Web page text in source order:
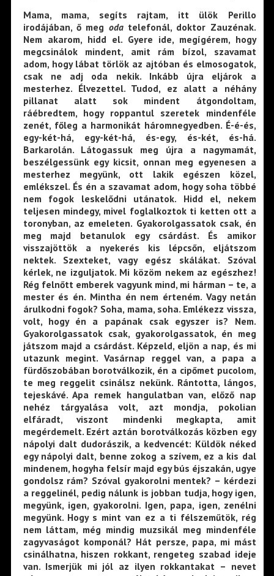
Mama, mama, segíts rajtam, itt ülök Perillo
irodájában, ő meg odatelefonál, doktor Zauzénak.
Nem akarom, hidd el. Gyere ide, megígérem, hogy
megcsinálok mindent, amit rám bízol, szavamat
adom, hogy lábat törlök az ajtóban és elmosogatok,
csak ne adj oda nekik. Inkább újra eljárok a
mesterhez. Élvezettel. Tudod, ez alatt a néhány
pillanat alatt sok mindent átgondoltam,
ráébredtem, hogy roppantul szeretek mindenféle
zenét, főleg a harmonikát háromnegyedben. É-é-és,
egy-két-há, egy-két-há, és-egy, és-két, és-há.
Barkarolán. Látogassuk meg újra a nagymamát,
beszélgessünk egy kicsit, onnan meg egyenesen a
mesterhez megyünk, ott lakik egészen közel,
emlékszel. És én a szavamat adom, hogy soha többé
nem fogok leskelődni utánatok. Hidd el, nekem
teljesen mindegy, mivel foglalkoztok ti ketten ott a
toronyban, az emeleten. Gyakorolgassatok csak, én
meg majd betanulok egy csárdást. És amikor
visszajöttök a nyekerés kis lépcsőn, eljátszom
nektek. Szexteket, vagy egész skálákat. Szóval
kérlek, ne izguljatok. Mi közöm nekem az egészhez!
Rég felnőtt emberek vagyunk mind, mi hárman – te, a
mester és én. Mintha én nem érteném. Vagy netán
árulkodni fogok? Soha, mama, soha. Emlékezz vissza,
volt, hogy én a papának csak egyszer is? Nem.
Gyakorolgassatok csak, gyakorolgassatok, én meg
játszom majd a csárdást. Képzeld, eljön a nap, és mi
utazunk megint. Vasárnap reggel van, a papa a
fürdőszobában borotválkozik, én a cipőmet pucolom,
te meg reggelit csinálsz nekünk. Rántotta, lángos,
tejeskávé. Apa remek hangulatban van, előző nap
nehéz tárgyalása volt, azt mondja, pokolian
elfáradt, viszont mindenki megkapta, amit
megérdemelt. Ezért aztán borotválkozás közben egy
nápolyi dalt dudorászik, a kedvencét: Küldök néked
egy nápolyi dalt, benne zokog a szívem, ez a kis dal
mindenem, hogyha felsír majd egy bús éjszakán, ugye
gondolsz rám? Szóval gyakorolni mentek? – kérdezi
a reggelinél, pedig nálunk is jobban tudja, hogy igen,
megyünk, igen, gyakorolni. Igen, papa, igen, zenélni
megyünk. Hogy s mint van ez a ti félszeműtök, rég
nem láttam, még mindig muzsikál meg mindenféle
zagyvaságot komponál? Hát persze, papa, mi mást
csinálhatna, hiszen rokkant, rengeteg szabad ideje
van. Ismerjük mi jól az ilyen rokkantakat – nevet